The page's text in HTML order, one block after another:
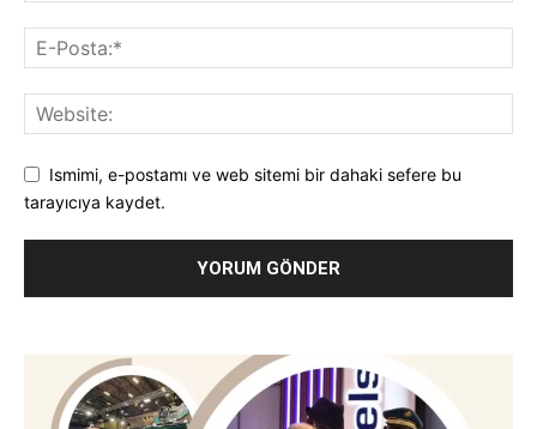
Ismimi, e-postamı ve web sitemi bir dahaki sefere bu
tarayıcıya kaydet.